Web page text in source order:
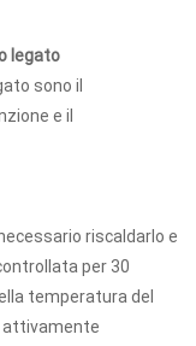
legato
sono il
e il
riscaldarlo e
per 30
temperatura del
attivamente